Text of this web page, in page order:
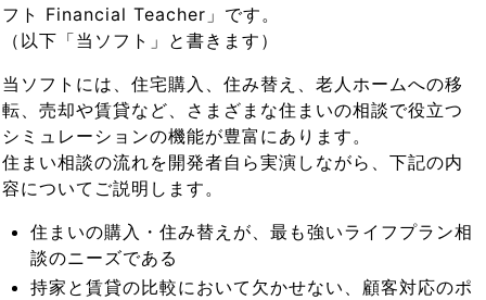
フト Financial Teacher」です。
（以下「当ソフト」と書きます）
当ソフトには、住宅購入、住み替え、老人ホームへの移
転、売却や賃貸など、さまざまな住まいの相談で役立つ
シミュレーションの機能が豊富にあります。
住まい相談の流れを開発者自ら実演しながら、下記の内
容についてご説明します。
住まいの購入・住み替えが、最も強いライフプラン相
談のニーズである
持家と賃貸の比較において欠かせない、顧客対応のポ